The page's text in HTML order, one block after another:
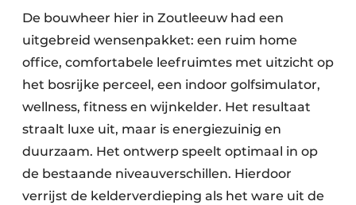
De bouwheer hier in Zoutleeuw had een
uitgebreid wensenpakket: een ruim home
office, comfortabele leefruimtes met uitzicht op
het bosrijke perceel, een indoor golfsimulator,
wellness, fitness en wijnkelder. Het resultaat
straalt luxe uit, maar is energiezuinig en
duurzaam. Het ontwerp speelt optimaal in op
de bestaande niveauverschillen. Hierdoor
verrijst de kelderverdieping als het ware uit de